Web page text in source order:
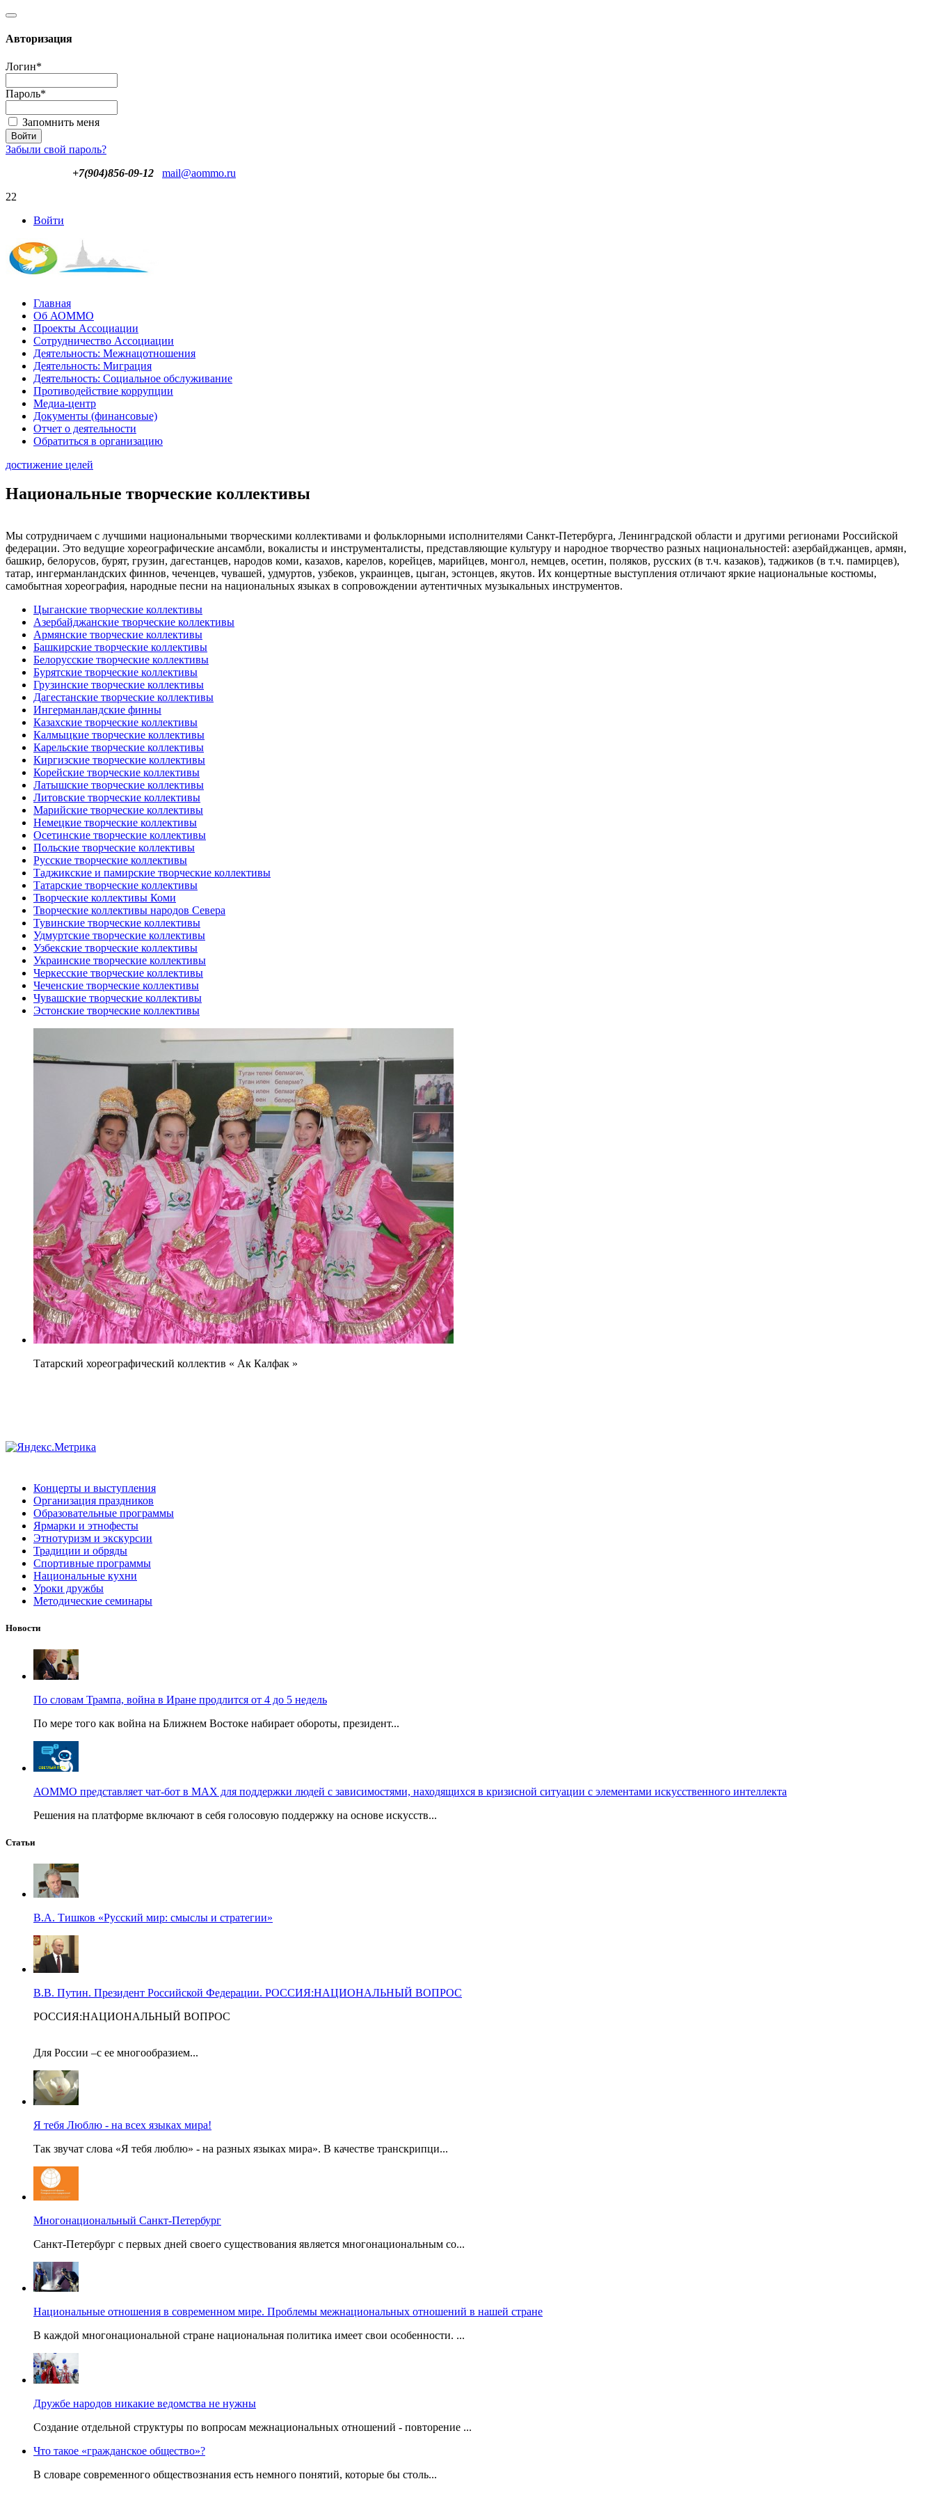
Авторизация
Логин*
Пароль*
Запомнить меня
Забыли свой пароль?
+7(904)856-09-12
mail@aommo.ru
22
Войти
Главная
Об АОММО
Проекты Ассоциации
Сотрудничество Ассоциации
Деятельность: Межнацотношения
Деятельность: Миграция
Деятельность: Социальное обслуживание
Противодействие коррупции
Медиа-центр
Документы (финансовые)
Отчет о деятельности
Обратиться в организацию
достижение целей
Национальные творческие коллективы
Мы сотрудничаем с лучшими национальными творческими коллективами и фольклорными исполнителями Санкт-Петербурга, Ленинградской области и другими регионами Российской
федерации. Это ведущие хореографические ансамбли, вокалисты и инструменталисты, представляющие культуру и народное творчество разных национальностей: азербайджанцев, армян,
башкир, белорусов, бурят, грузин, дагестанцев, народов коми, казахов, карелов, корейцев, марийцев, монгол, немцев, осетин, поляков, русских (в т.ч. казаков), таджиков (в т.ч. памирцев),
татар, ингерманландских финнов, чеченцев, чувашей, удмуртов, узбеков, украинцев, цыган, эстонцев, якутов. Их концертные выступления отличают яркие национальные костюмы,
самобытная хореография, народные песни на национальных языках в сопровождении аутентичных музыкальных инструментов.
Цыганские творческие коллективы
Азербайджанские творческие коллективы
Армянские творческие коллективы
Башкирские творческие коллективы
Белорусские творческие коллективы
Бурятские творческие коллективы
Грузинские творческие коллективы
Дагестанские творческие коллективы
Ингерманландские финны
Казахские творческие коллективы
Калмыцкие творческие коллективы
Карельские творческие коллективы
Киргизские творческие коллективы
Корейские творческие коллективы
Латышские творческие коллективы
Литовские творческие коллективы
Марийские творческие коллективы
Немецкие творческие коллективы
Осетинские творческие коллективы
Польские творческие коллективы
Русские творческие коллективы
Таджикские и памирские творческие коллективы
Татарские творческие коллективы
Творческие коллективы Коми
Творческие коллективы народов Севера
Тувинские творческие коллективы
Удмуртские творческие коллективы
Узбекские творческие коллективы
Украинские творческие коллективы
Черкесские творческие коллективы
Чеченские творческие коллективы
Чувашские творческие коллективы
Эстонские творческие коллективы
Татарский хореографический коллектив « Ак Калфак »
Концерты и выступления
Организация праздников
Образовательные программы
Ярмарки и этнофесты
Этнотуризм и экскурсии
Традиции и обряды
Спортивные программы
Национальные кухни
Уроки дружбы
Методические семинары
Новости
По словам Трампа, война в Иране продлится от 4 до 5 недель
По мере того как война на Ближнем Востоке набирает обороты, президент...
АОММО представляет чат-бот в MAX для поддержки людей с зависимостями, находящихся в кризисной ситуации с элементами искусственного интеллекта
Решения на платформе включают в себя голосовую поддержку на основе искусств...
Статьи
В.А. Тишков «Русский мир: смыслы и стратегии»
В.В. Путин. Президент Российской Федерации. РОССИЯ:НАЦИОНАЛЬНЫЙ ВОПРОС
РОССИЯ:НАЦИОНАЛЬНЫЙ ВОПРОС
Для России –с ее многообразием...
Я тебя Люблю - на всех языках мира!
Так звучат слова «Я тебя люблю» - на разных языках мира». В качестве транскрипци...
Многонациональный Санкт-Петербург
Санкт-Петербург с первых дней своего существования является многонациональным со...
Национальные отношения в современном мире. Проблемы межнациональных отношений в нашей стране
В каждой многонациональной стране национальная политика имеет свои особенности. ...
Дружбе народов никакие ведомства не нужны
Создание отдельной структуры по вопросам межнациональных отношений - повторение ...
Что такое «гражданское общество»?
В словаре современного обществознания есть немного понятий, которые бы столь...